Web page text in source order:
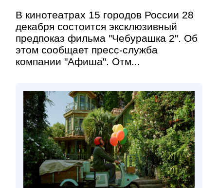
В кинотеатрах 15 городов России 28
декабря состоится эксклюзивный
предпоказ фильма "Чебурашка 2". Об
этом сообщает пресс-служба
компании "Афиша". Отм...